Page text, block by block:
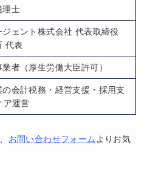
理士
ェント株式会社 代表取締役
代表
者（厚生労働大臣許可）
会計税務・経営支援・採用支
ア運営
お問い合わせフォーム よりお気